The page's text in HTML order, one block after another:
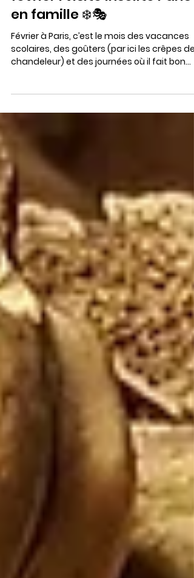
Vacances scolaires de
février : visite insolite Paris
en famille ❄️🎭
scolaires, des goûters (par ici les crêpes de
pense souvent aux musées traditionnels ou
tenter une visite insolite à Paris en famille ?
Voici une sélection d’activités originales
occuper petits et grands pendant ces deux
semaines de pause, entre découvertes
culturelles, jeux et aventures iné